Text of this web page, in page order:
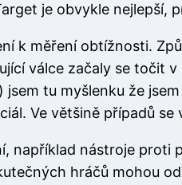
je obvykle nejlepší,
k měření obtížnosti.
válce začaly se točit
jsem tu myšlenku že
Ve většině případů
například nástroje proti
hráčů mohou